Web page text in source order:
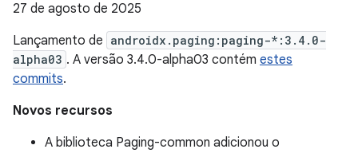
27 de agosto de 2025
Lançamento de androidx.paging:paging-*:3.4.0-
alpha03 . A versão 3.4.0-alpha03 contém estes
commits.
Novos recursos
A biblioteca Paging-common adicionou o